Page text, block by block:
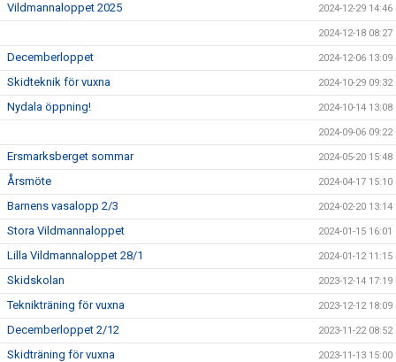
Vildmannaloppet 2025 2024-12-29 14:46
2024-12-18 08:27
Decemberloppet 2024-12-06 13:09
Skidteknik för vuxna 2024-10-29 09:32
Nydala öppning! 2024-10-14 13:08
2024-09-06 09:22
Ersmarksberget sommar 2024-05-20 15:48
Årsmöte 2024-04-17 15:10
Barnens vasalopp 2/3 2024-02-20 13:14
Stora Vildmannaloppet 2024-01-15 16:01
Lilla Vildmannaloppet 28/1 2024-01-12 11:15
Skidskolan 2023-12-14 17:19
Teknikträning för vuxna 2023-12-12 18:09
Decemberloppet 2/12 2023-11-22 08:52
Skidträning för vuxna 2023-11-13 15:00